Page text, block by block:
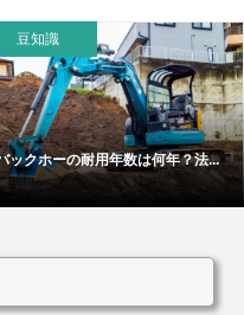
豆知識
ックホーの耐用年数は何年？法...